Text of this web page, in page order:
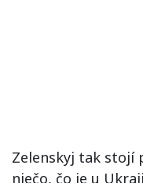
Zelenskyj tak stojí
niečo, čo je u